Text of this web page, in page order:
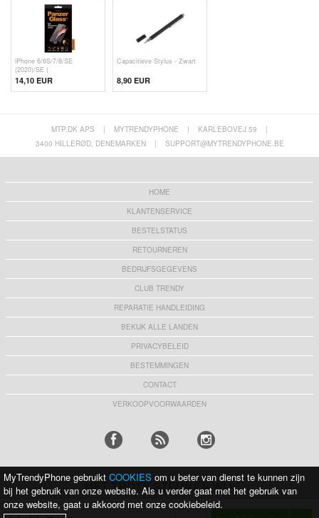
iPhone 6/6S/7/8/SE
(2020)/SE (
14,10 EUR
Capacitieve Stylus - Zwart
8,90 EUR
MTP.DK APS | MYTRENDYPHONE | KARLEBOVEJ 59
|
3400 HILLERØD, DENEMARKEN
| SUPPORT@MYTRENDYPHONE.BE
HOME
KLANTENSERVICE
BESTELSTATUS
RETOURNEREN
BEDRIJFSGEGEVENS
CLUB TRENDY
REPARATIE HANDLEIDING
BEKIJK ALLE LANDEN
PRIVACYBELEID
BESTEMMINGEN
CONTACT
VERKOOPVOORWAARDEN
MET TROTS STEUNEN WIJ:
MyTrendyPhone gebruikt COOKIES om u beter van dienst te kunnen zijn
bij het gebruik van onze website. Als u verder gaat met het gebruik van
onze website, gaat u akkoord met onze cookiebeleid.